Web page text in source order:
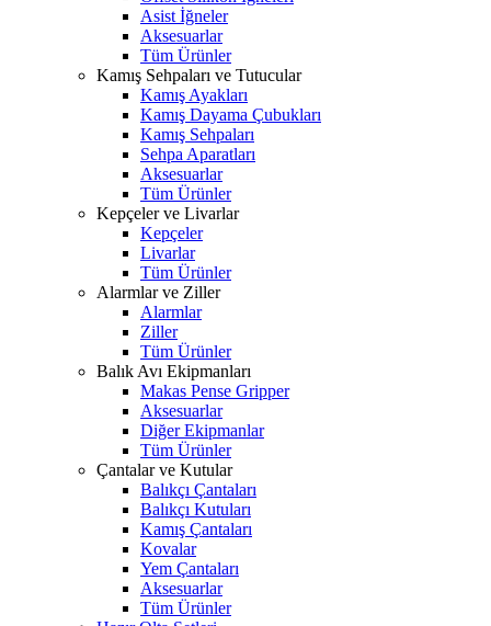
Asist İğneler
Aksesuarlar
Tüm Ürünler
Kamış Sehpaları ve Tutucular
Kamış Ayakları
Kamış Dayama Çubukları
Kamış Sehpaları
Sehpa Aparatları
Aksesuarlar
Tüm Ürünler
Kepçeler ve Livarlar
Kepçeler
Livarlar
Tüm Ürünler
Alarmlar ve Ziller
Alarmlar
Ziller
Tüm Ürünler
Balık Avı Ekipmanları
Makas Pense Gripper
Aksesuarlar
Diğer Ekipmanlar
Tüm Ürünler
Çantalar ve Kutular
Balıkçı Çantaları
Balıkçı Kutuları
Kamış Çantaları
Kovalar
Yem Çantaları
Aksesuarlar
Tüm Ürünler